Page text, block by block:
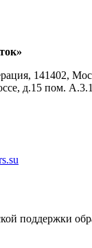
141402,
д.15 пом. А.3.1
поддержки